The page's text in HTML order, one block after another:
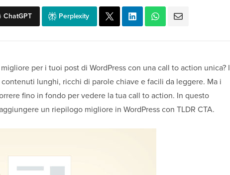
ChatGPT Perplexity
per i tuoi post di WordPress con una call to action unica? I
lunghi, ricchi di parole chiave e facili da leggere. Ma i
fino in fondo per vedere la tua call to action. In questo
un riepilogo migliore in WordPress con TLDR CTA.